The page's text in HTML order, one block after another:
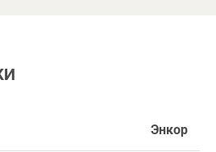
Энкор